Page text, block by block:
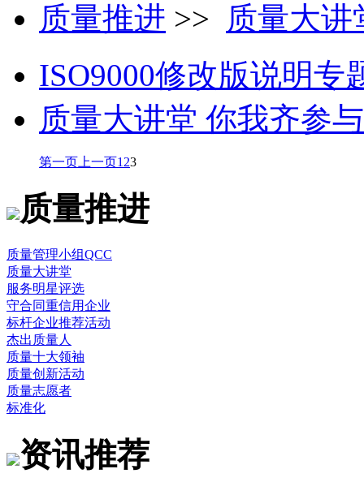
质量推进 >>
质量大讲
ISO9000修改版说明专
质量大讲堂 你我齐参与
第一页 上一页1 23
质量推进
质量管理小组QCC
质量大讲堂
服务明星评选
守合同重信用企业
标杆企业推荐活动
杰出质量人
质量十大领袖
质量创新活动
质量志愿者
标准化
资讯推荐